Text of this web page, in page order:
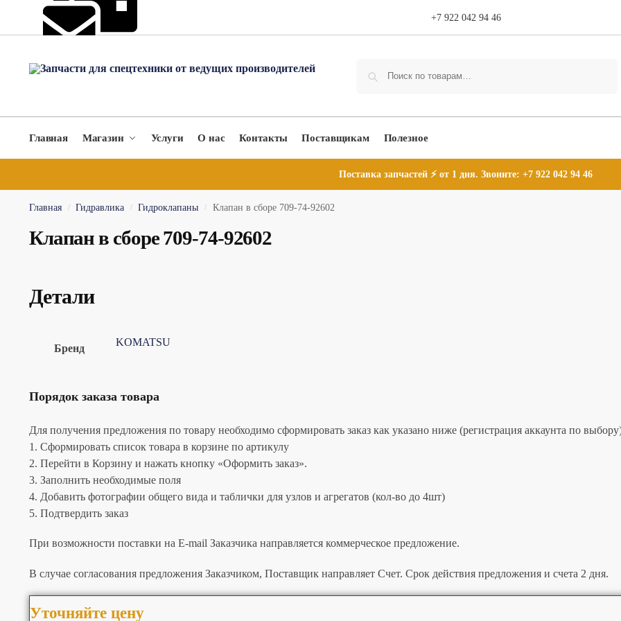
+7 922 042 94 46
Главная Магазин Услуги О нас Контакты Поставщикам Полезное
Поставка запчастей ⚡ от 1 дня. Звоните: +7 922 042 94 46
Главная / Гидравлика / Гидроклапаны / Клапан в сборе 709-74-92602
Клапан в сборе 709-74-92602
Детали
Бренд
KOMATSU
Порядок заказа товара
Для получения предложения по товару необходимо сформировать заказ как указано ниже (регистрация аккаунта по
1. Сформировать список товара в корзине по артикулу
2. Перейти в Корзину и нажать кнопку «Оформить заказ».
3. Заполнить необходимые поля
4. Добавить фотографии общего вида и таблички для узлов и агрегатов (кол-во до 4шт)
5. Подтвердить заказ
При возможности поставки на E-mail Заказчика направляется коммерческое предложение.
В случае согласования предложения Заказчиком, Поставщик направляет Счет. Срок действия предложения и счета 2 дня.
Уточняйте цену